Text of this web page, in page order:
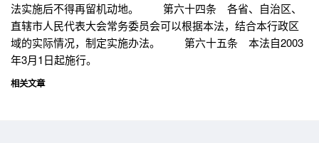
法实施后不得再留机动地。 第六十四条 各省、自治区、
直辖市人民代表大会常务委员会可以根据本法，结合本行政区
域的实际情况，制定实施办法。 第六十五条 本法自2003
年3月1日起施行。
相关文章